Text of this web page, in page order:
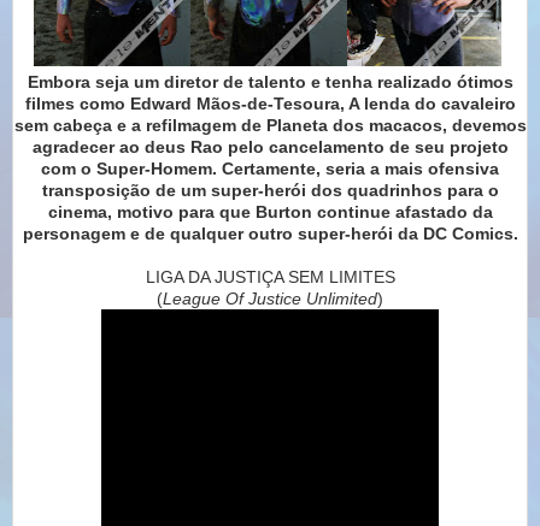
Embora seja um diretor de talento e tenha realizado ótimos
filmes como Edward Mãos-de-Tesoura, A lenda do cavaleiro
sem cabeça e a refilmagem de Planeta dos macacos, devemos
agradecer ao deus Rao pelo cancelamento de seu projeto
com o Super-Homem. Certamente, seria a mais ofensiva
transposição de um super-herói dos quadrinhos para o
cinema, motivo para que Burton continue afastado da
personagem e de qualquer outro super-herói da DC Comics.
LIGA DA JUSTIÇA SEM LIMITES
(League Of Justice Unlimited)